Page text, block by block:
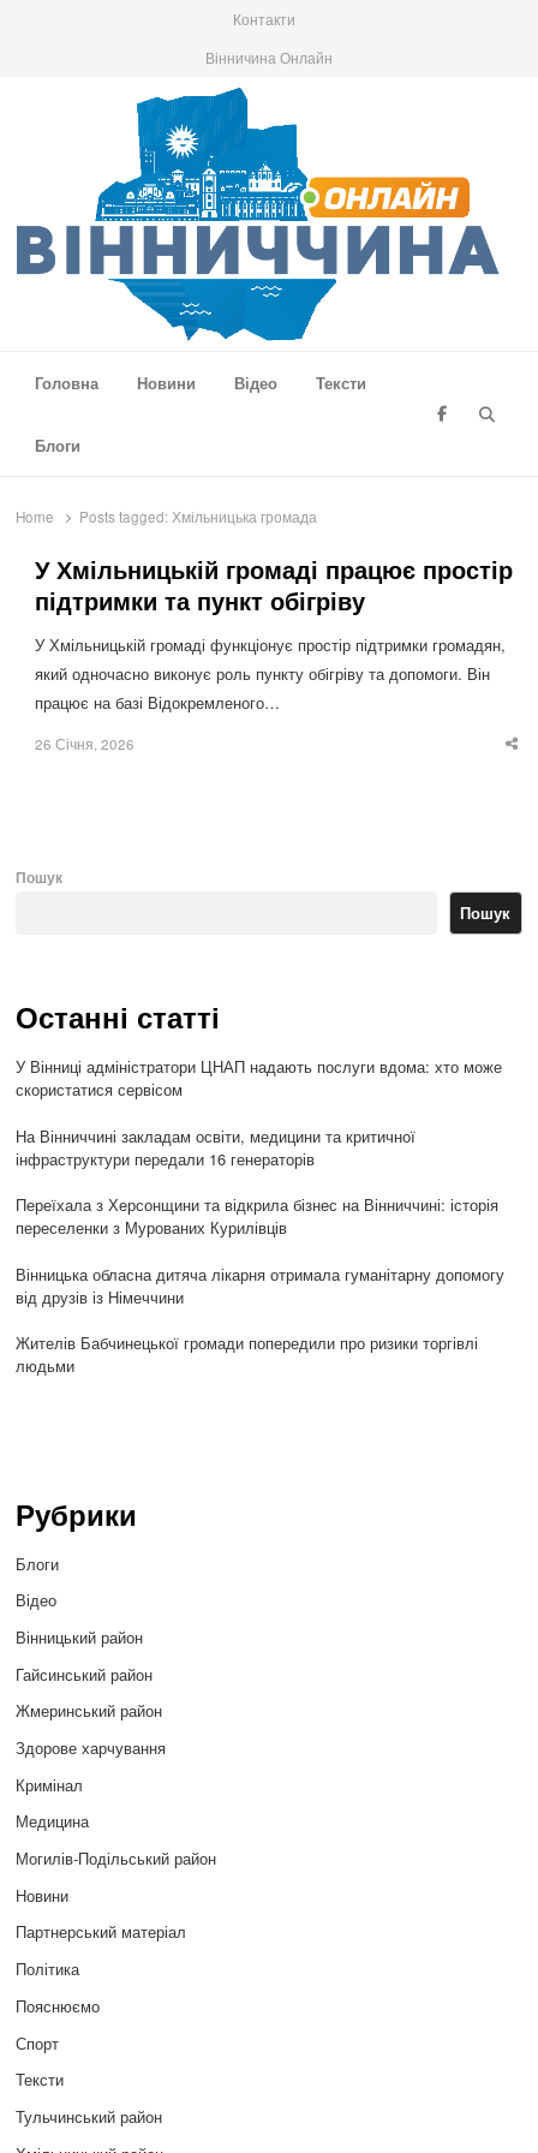
Контакти
Вінничина Онлайн
Головна
Новини Відео Тексти
Блоги
Home Posts tagged: Хмільницька громада
У Хмільницькій громаді працює простір
підтримки та пункт обігріву
У Хмільницькій громаді функціонує простір підтримки громадян,
який одночасно виконує роль пункту обігріву та допомоги. Він
працює на базі Відокремленого…
26 Січня, 2026
Пошук
Пошук
Останні статті
У Вінниці адміністратори ЦНАП надають послуги вдома: хто може
скористатися сервісом
На Вінниччині закладам освіти, медицини та критичної
інфраструктури передали 16 генераторів
Переїхала з Херсонщини та відкрила бізнес на Вінниччині: історія
переселенки з Мурованих Курилівців
Вінницька обласна дитяча лікарня отримала гуманітарну допомогу
від друзів із Німеччини
Жителів Бабчинецької громади попередили про ризики торгівлі
людьми
Рубрики
Блоги
Відео
Вінницький район
Гайсинський район
Жмеринський район
Здорове харчування
Кримінал
Медицина
Могилів-Подільський район
Новини
Партнерський матеріал
Політика
Пояснюємо
Спорт
Тексти
Тульчинський район